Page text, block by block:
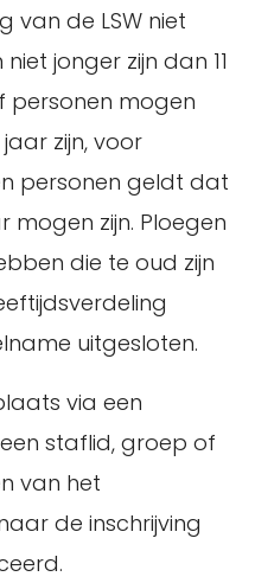
van de LSW niet
jonger zijn dan 11
personen mogen
zijn, voor
personen geldt dat
mogen zijn. Ploegen
die te oud zijn
uitgesloten.
via een
staflid, groep of
van het
de inschrijving